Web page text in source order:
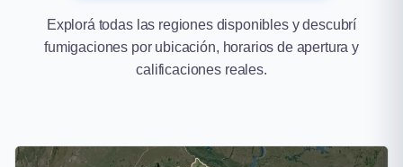
Explorá todas las regiones disponibles y descubrí
fumigaciones por ubicación, horarios de apertura y
calificaciones reales.